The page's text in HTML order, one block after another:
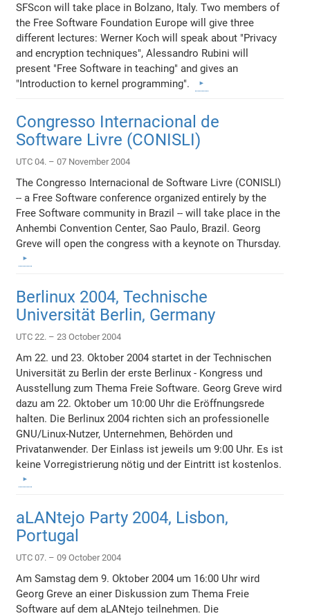
SFScon will take place in Bolzano, Italy. Two members of
the Free Software Foundation Europe will give three
different lectures: Werner Koch will speak about "Privacy
and encryption techniques", Alessandro Rubini will
present "Free Software in teaching" and gives an
"Introduction to kernel programming".
Congresso Internacional de
Software Livre (CONISLI)
UTC 04. – 07 November 2004
The Congresso Internacional de Software Livre (CONISLI)
-- a Free Software conference organized entirely by the
Free Software community in Brazil -- will take place in the
Anhembi Convention Center, Sao Paulo, Brazil. Georg
Greve will open the congress with a keynote on Thursday.
Berlinux 2004, Technische
Universität Berlin, Germany
UTC 22. – 23 October 2004
Am 22. und 23. Oktober 2004 startet in der Technischen
Universität zu Berlin der erste Berlinux - Kongress und
Ausstellung zum Thema Freie Software. Georg Greve wird
dazu am 22. Oktober um 10:00 Uhr die Eröffnungsrede
halten. Die Berlinux 2004 richten sich an professionelle
GNU/Linux-Nutzer, Unternehmen, Behörden und
Privatanwender. Der Einlass ist jeweils um 9:00 Uhr. Es ist
keine Vorregistrierung nötig und der Eintritt ist kostenlos.
aLANtejo Party 2004, Lisbon,
Portugal
UTC 07. – 09 October 2004
Am Samstag dem 9. Oktober 2004 um 16:00 Uhr wird
Georg Greve an einer Diskussion zum Thema Freie
Software auf dem aLANtejo teilnehmen. Die